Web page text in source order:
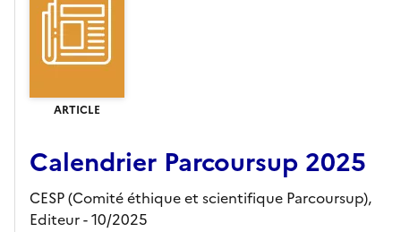
ARTICLE
Calendrier Parcoursup 2025
CESP (Comité éthique et scientifique Parcoursup),
Editeur- 10/2025